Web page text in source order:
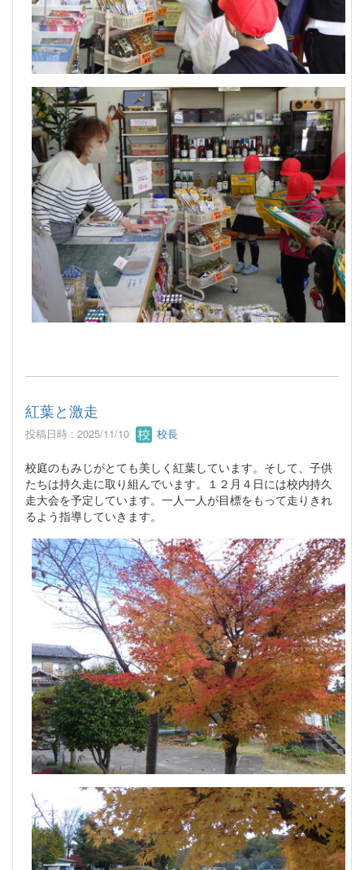
紅葉と激走
投稿日時 : 2025/11/10 校長
校庭のもみじがとても美しく紅葉しています。そして、子供
たちは持久走に取り組んでいます。１２月４日には校内持久
走大会を予定しています。一人一人が目標をもって走りきれ
るよう指導していきます。